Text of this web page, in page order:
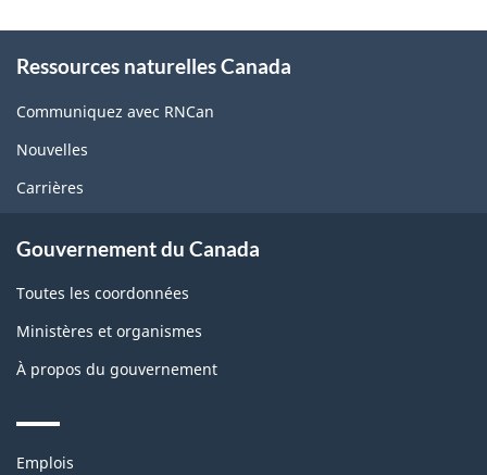
this
site
Ressources naturelles Canada
Communiquez avec RNCan
Nouvelles
Carrières
Gouvernement du Canada
Toutes les coordonnées
Ministères et organismes
À propos du gouvernement
Themes
Emplois